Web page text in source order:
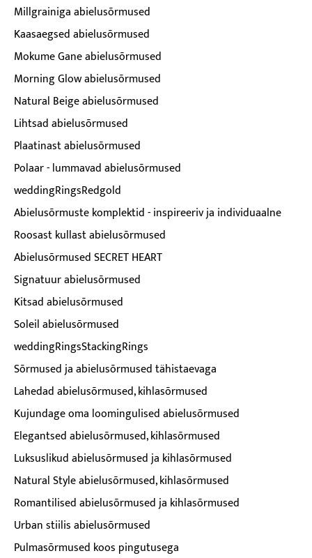
Millgrainiga abielusõrmused
Kaasaegsed abielusõrmused
Mokume Gane abielusõrmused
Morning Glow abielusõrmused
Natural Beige abielusõrmused
Lihtsad abielusõrmused
Plaatinast abielusõrmused
Polaar - lummavad abielusõrmused
weddingRingsRedgold
Abielusõrmuste komplektid - inspireeriv ja individuaalne
Roosast kullast abielusõrmused
Abielusõrmused SECRET HEART
Signatuur abielusõrmused
Kitsad abielusõrmused
Soleil abielusõrmused
weddingRingsStackingRings
Sõrmused ja abielusõrmused tähistaevaga
Lahedad abielusõrmused, kihlasõrmused
Kujundage oma loomingulised abielusõrmused
Elegantsed abielusõrmused, kihlasõrmused
Luksuslikud abielusõrmused ja kihlasõrmused
Natural Style abielusõrmused, kihlasõrmused
Romantilised abielusõrmused ja kihlasõrmused
Urban stiilis abielusõrmused
Pulmasõrmused koos pingutusega